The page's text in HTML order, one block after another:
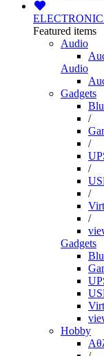
Featured items
Audio
Audio
Gadgets
/
/
/
/
/
Gadgets
Hobby